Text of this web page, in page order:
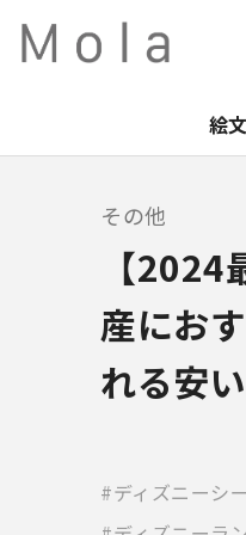
絵
その他
【
産にお
れる安
ディズニーシー